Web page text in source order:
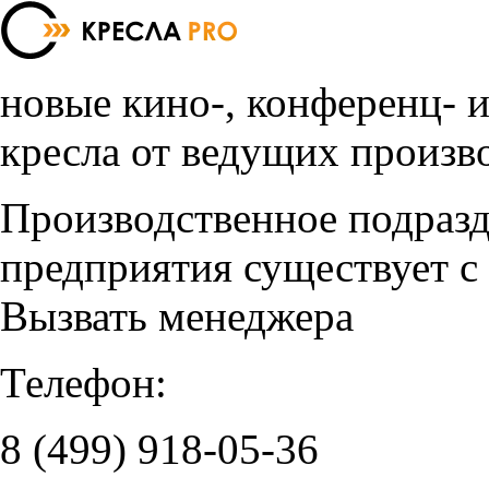
новые кино-, конференц-
кресла от ведущих
Производственное
предприятия существует
Вызвать менеджера
Телефон:
8 (499) 918-05-36